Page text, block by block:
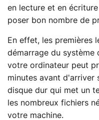
en lecture et en
poser bon nombre de
En effet, les premières
démarrage du système
votre ordinateur peut
minutes avant d'arriver
disque dur qui met un
les nombreux fichiers
votre machine.